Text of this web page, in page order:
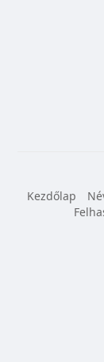
Kezdőlap